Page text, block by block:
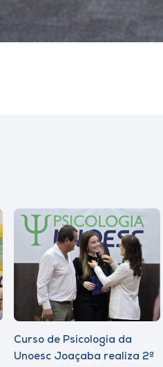
Curso de Psicologia da
Unoesc Joaçaba realiza 2ª